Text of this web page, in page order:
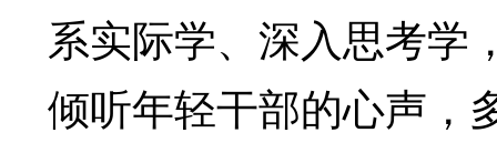
系实际学、深入思考学
倾听年轻干部的心声，